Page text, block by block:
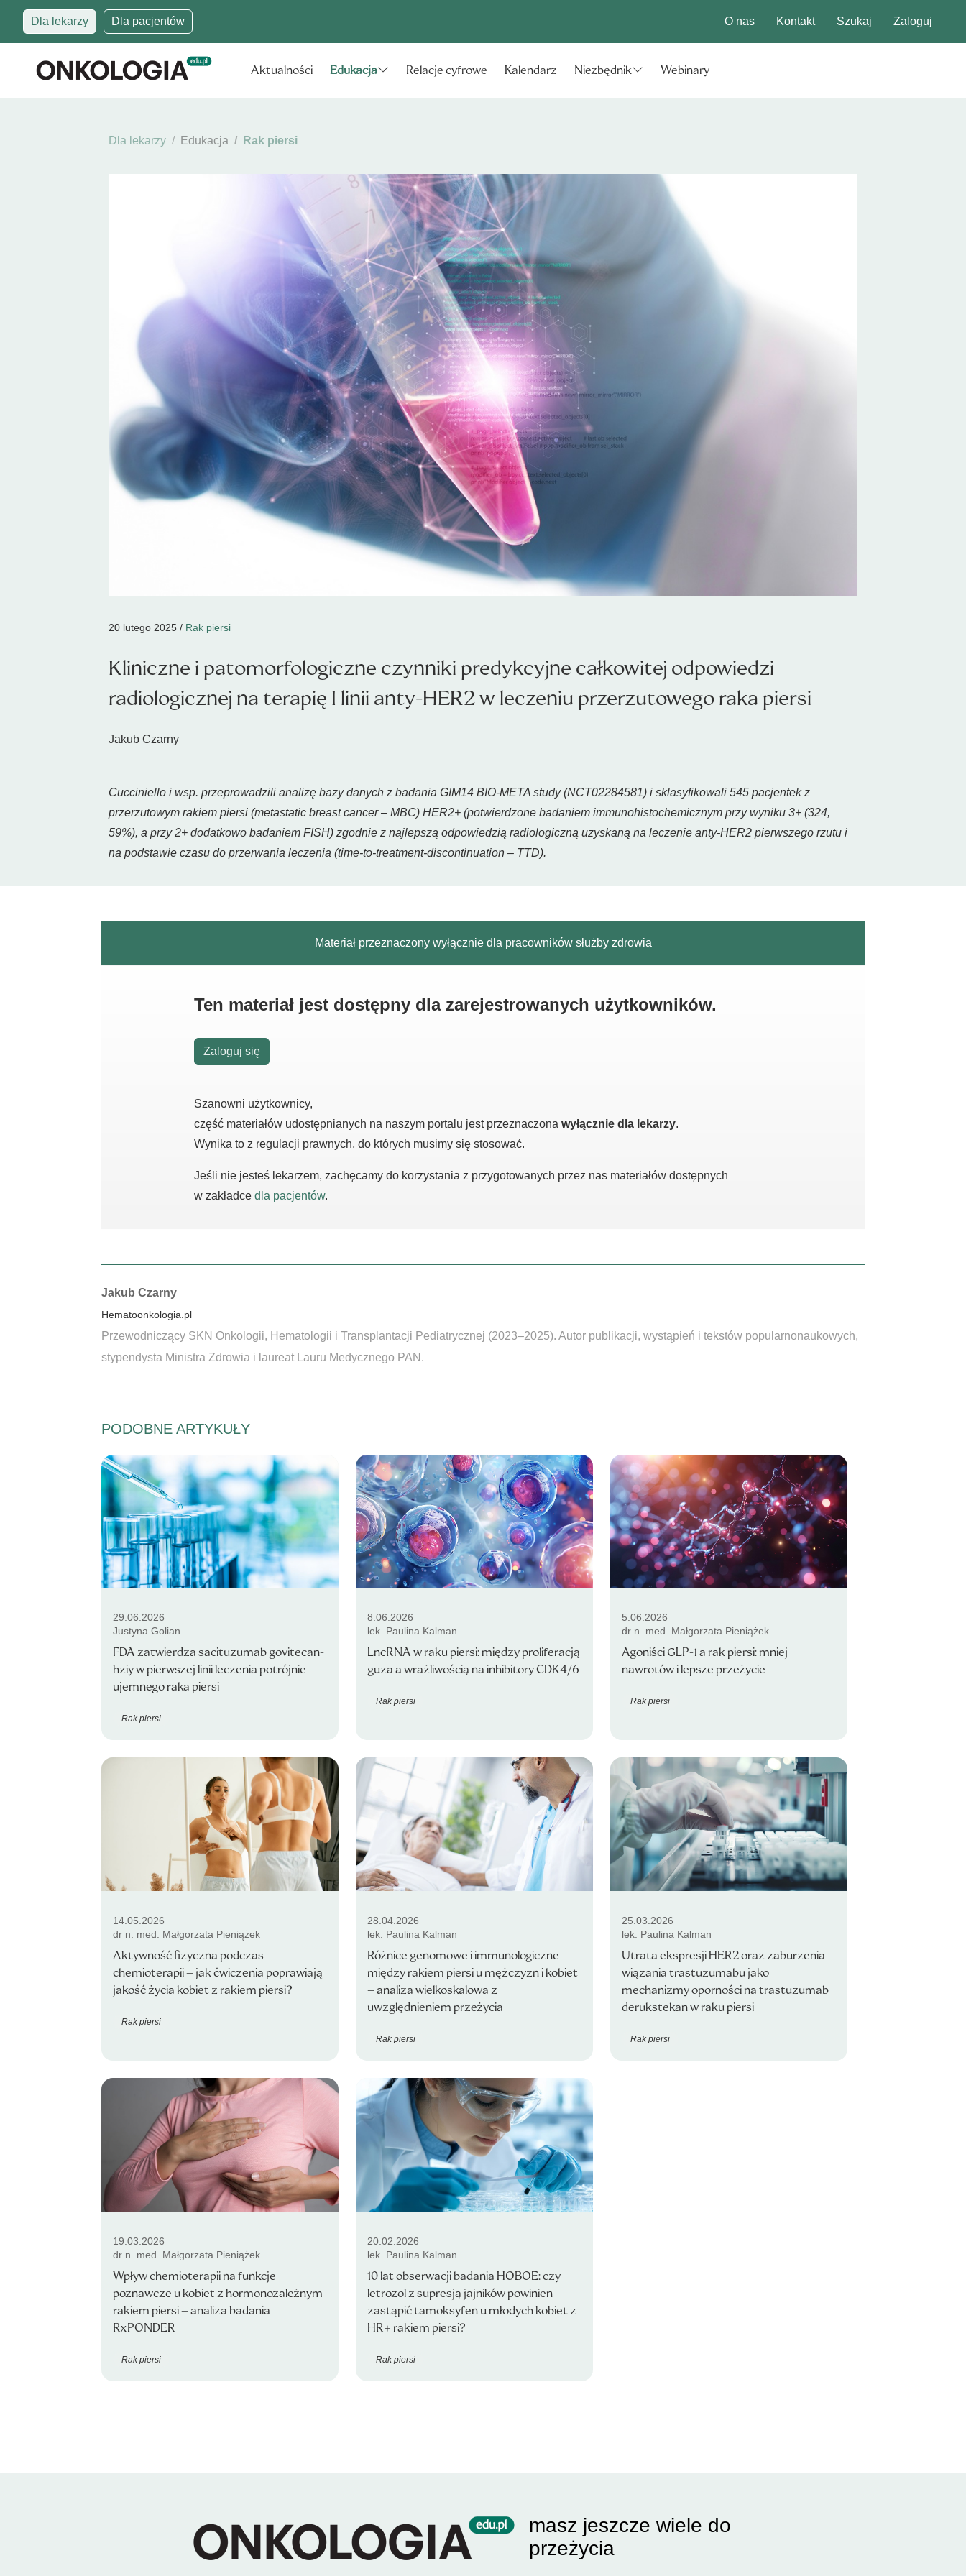
Dla lekarzy Dla pacjentów O nas Kontakt Szukaj Zaloguj
Aktualności Edukacja Relacje cyfrowe Kalendarz Niezbędnik Webinary
Dla lekarzy Edukacja Rak piersi
20 lutego 2025 / Rak piersi
Kliniczne i patomorfologiczne czynniki predykcyjne całkowitej odpowiedzi
radiologicznej na terapię I linii anty-HER2 w leczeniu przerzutowego raka piersi
Jakub Czarny
Cucciniello i wsp. przeprowadzili analizę bazy danych z badania GIM14 BIO-META study(NCT02284581) i sklasyfikowali 545 pacjentek z
przerzutowym rakiem piersi (metastatic breast cancer– MBC) HER2+ (potwierdzone badaniem immunohistochemicznym przy wyniku 3+ (324,
59%), a przy 2+ dodatkowo badaniem FISH) zgodnie z najlepszą odpowiedzią radiologiczną uzyskaną na leczenie anty-HER2 pierwszego rzutu i
na podstawie czasu do przerwania leczenia (time-to-treatment-discontinuation– TTD).
Materiał przeznaczony wyłącznie dla pracowników służby zdrowia
Ten materiał jest dostępny dla zarejestrowanych użytkowników.
Zaloguj się
Szanowni użytkownicy,
część materiałów udostępnianych na naszym portalu jest przeznaczona wyłącznie dla lekarzy.
Wynika to z regulacji prawnych, do których musimy się stosować.
Jeśli nie jesteś lekarzem, zachęcamy do korzystania z przygotowanych przez nas materiałów dostępnych
w zakładce dla pacjentów.
Autorzy:
Jakub Czarny
Hematoonkologia.pl
Przewodniczący SKN Onkologii, Hematologii i Transplantacji Pediatrycznej (2023–2025). Autor publikacji, wystąpień i tekstów popularnonaukowych,
stypendysta Ministra Zdrowia i laureat Lauru Medycznego PAN.
PODOBNE ARTYKUŁY
29.06.2026
Justyna Golian
FDA zatwierdza sacituzumab govitecan-
hziy w pierwszej linii leczenia potrójnie
ujemnego raka piersi
Rak piersi
8.06.2026
lek. Paulina Kalman
LncRNA w raku piersi: między proliferacją
guza a wrażliwością na inhibitory CDK4/6
Rak piersi
5.06.2026
dr n. med. Małgorzata Pieniążek
Agoniści GLP-1 a rak piersi: mniej
nawrotów i lepsze przeżycie
Rak piersi
14.05.2026
dr n. med. Małgorzata Pieniążek
Aktywność fizyczna podczas
chemioterapii – jak ćwiczenia poprawiają
jakość życia kobiet z rakiem piersi?
Rak piersi
28.04.2026
lek. Paulina Kalman
Różnice genomowe i immunologiczne
między rakiem piersi u mężczyzn i kobiet
– analiza wielkoskalowa z
uwzględnieniem przeżycia
Rak piersi
25.03.2026
lek. Paulina Kalman
Utrata ekspresji HER2 oraz zaburzenia
wiązania trastuzumabu jako
mechanizmy oporności na trastuzumab
derukstekan w raku piersi
Rak piersi
19.03.2026
dr n. med. Małgorzata Pieniążek
Wpływ chemioterapii na funkcje
poznawcze u kobiet z hormonozależnym
rakiem piersi – analiza badania
RxPONDER
Rak piersi
20.02.2026
lek. Paulina Kalman
10 lat obserwacji badania HOBOE: czy
letrozol z supresją jajników powinien
zastąpić tamoksyfen u młodych kobiet z
HR+ rakiem piersi?
Rak piersi
masz jeszcze wiele do
przeżycia